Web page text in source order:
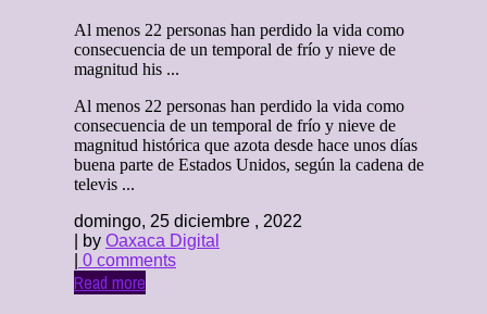
Al menos 22 personas han perdido la vida como
consecuencia de un temporal de frío y nieve de
magnitud his ...
Al menos 22 personas han perdido la vida como
consecuencia de un temporal de frío y nieve de
magnitud histórica que azota desde hace unos días
buena parte de Estados Unidos, según la cadena de
televis ...
domingo, 25 diciembre , 2022
| by Oaxaca Digital
0 comments
Read more